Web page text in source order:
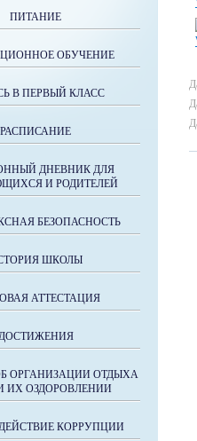
ПИТАНИЕ
ОБУЧЕНИЕ
В ПЕРВЫЙ КЛАСС
РАСПИСАНИЕ
ДНЕВНИК ДЛЯ
И РОДИТЕЛЕЙ
БЕЗОПАСНОСТЬ
ШКОЛЫ
АТТЕСТАЦИЯ
ОРГАНИЗАЦИИ ОТДЫХА
ИХ ОЗДОРОВЛЕНИИ
КОРРУПЦИИ